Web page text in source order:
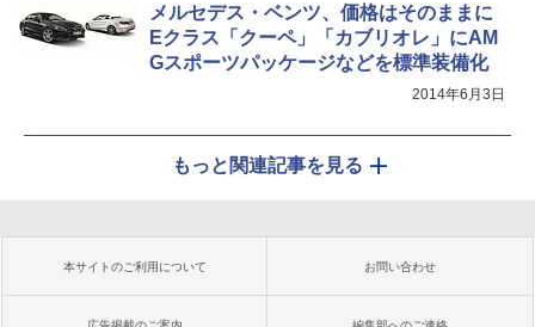
メルセデス・ベンツ、価格はそのままに
Eクラス「クーペ」「カブリオレ」にAM
Gスポーツパッケージなどを標準装備化
2014年6月3日
もっと関連記事を見る
本サイトのご利用について お問い合わせ